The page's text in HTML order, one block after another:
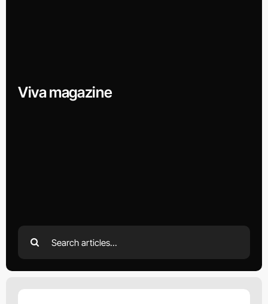
Viva magazine
Search
for: